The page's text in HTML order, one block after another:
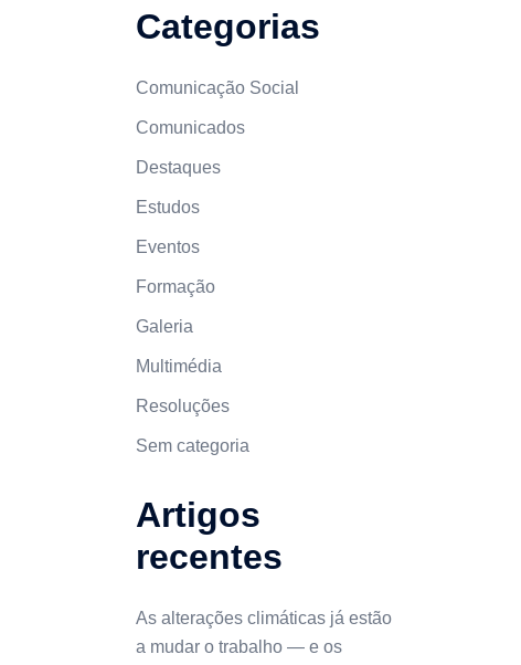
Categorias
Comunicação Social
Comunicados
Destaques
Estudos
Eventos
Formação
Galeria
Multimédia
Resoluções
Sem categoria
Artigos
recentes
As alterações climáticas já estão
a mudar o trabalho — e os